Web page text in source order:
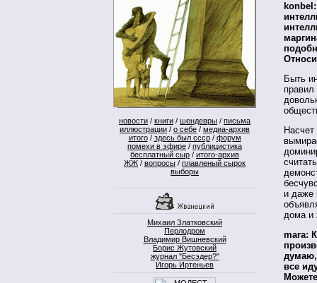
новости / книги / шендевры / письма
иллюстрации / о себе / медиа-архив
итого/ здесь был ссср/ форум
помехи в эфире / публицистика
бесплатный сыр / итого-архив
ЖЖ / вопросы / плавленый сырок
выборы
Михаил Златковский
Перлодром
Владимир Вишневский
Борис Жутовский
журнал "Бесэдер?"
Игорь Иртеньев
Быть
правил
и даже
дома и
mara:
думаю,
все